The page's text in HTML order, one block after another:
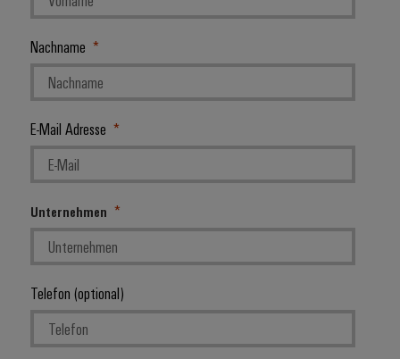
Nachname
E-Mail Adresse
Unternehmen
Telefon (optional)